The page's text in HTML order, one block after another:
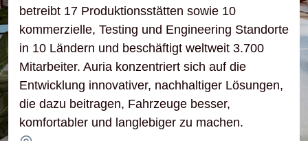
betreibt 17 Produktionsstätten sowie 10
kommerzielle, Testing und Engineering Standorte
in 10 Ländern und beschäftigt weltweit 3.700
Mitarbeiter. Auria konzentriert sich auf die
Entwicklung innovativer, nachhaltiger Lösungen,
die dazu beitragen, Fahrzeuge besser,
komfortabler und langlebiger zu machen.